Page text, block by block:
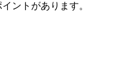
ントがあります。